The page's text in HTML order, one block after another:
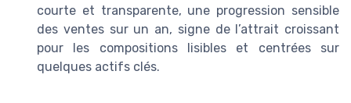
courte et transparente, une progression sensible
des ventes sur un an, signe de l’attrait croissant
pour les compositions lisibles et centrées sur
quelques actifs clés.